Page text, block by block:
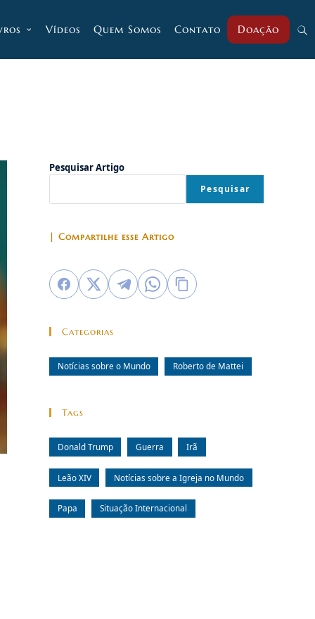
Vídeos Quem Somos Contato Doação
Pesquisar Artigo
Pesquisar
| Compartilhe esse Artigo
Categorias
Notícias sobre o Mundo Roberto de Mattei
Tags
Donald Trump Guerra Irã
Leão XIV Notícias sobre a Igreja no Mundo
Papa Situação Internacional